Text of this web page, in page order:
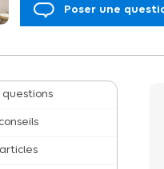
Porte de douche coulissante
Poser une
questions